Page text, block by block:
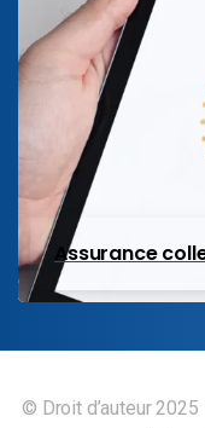
Assurance
© Droit d’auteur 2025 |